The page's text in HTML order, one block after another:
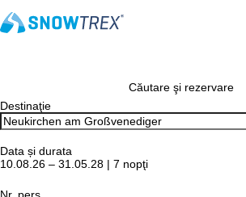
Căutare şi rezervare
Destinaţie
Data și durata
10.08.26 – 31.05.28 | 7 nopţi